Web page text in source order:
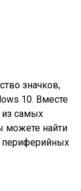
значков,
10. Вместе
из самых
можете найти
периферийных